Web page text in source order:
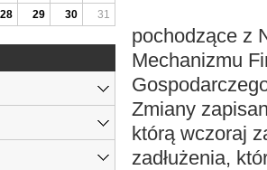
pochodzące z
Mechanizmu
Zmiany
którą wczoraj
zadłużenia,
28 29 30 31